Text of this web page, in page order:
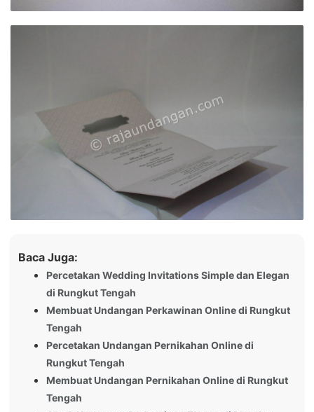
Baca Juga:
Percetakan Wedding Invitations Simple dan Elegan
di Rungkut Tengah
Membuat Undangan Perkawinan Online di Rungkut
Tengah
Percetakan Undangan Pernikahan Online di
Rungkut Tengah
Membuat Undangan Pernikahan Online di Rungkut
Tengah